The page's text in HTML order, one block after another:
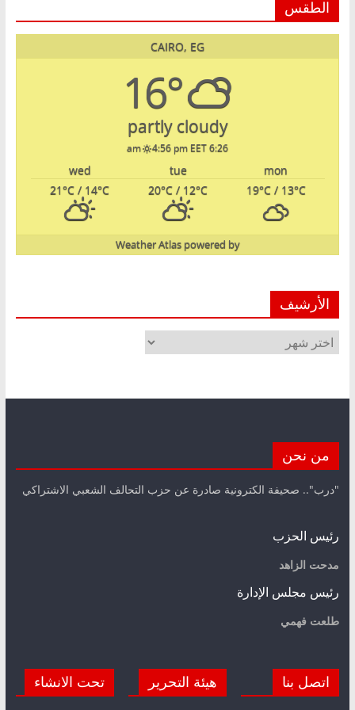
الطقس
CAIRO, EG
16°
partly cloudy
6:26 am
4:56 pm EET
mon
tue
wed
19°C/ 13°C
20°C / 12°C
21°C / 14°C
powered by
Weather Atlas
الأرشيف
الأرشيف
من نحن
"درب".. صحيفة الكترونية صادرة عن حزب التحالف الشعبي الاشتراكي
رئيس الحزب
مدحت الزاهد
رئيس مجلس الإدارة
طلعت فهمي
اتصل بنا هيئة التحرير تحت الانشاء